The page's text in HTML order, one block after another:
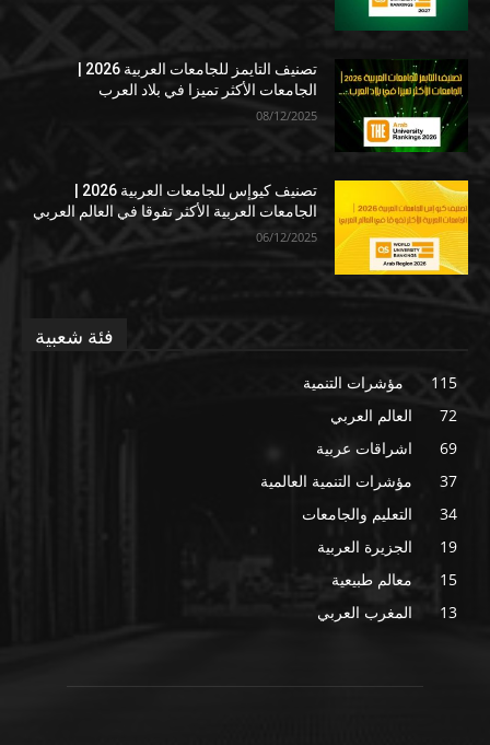
الجامعات الأكثر تميزا في بلاد العرب
08/12/2025
الجامعات العربية الأكثر تفوقا في العالم العربي
06/12/2025
فئة شعبية
مؤشرات التنمية
115
العالم العربي
72
اشراقات عربية
69
مؤشرات التنمية العالمية
37
التعليم والجامعات
34
الجزيرة العربية
19
معالم طبيعية
15
المغرب العربي
13